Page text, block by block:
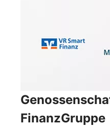
FinanzGruppe